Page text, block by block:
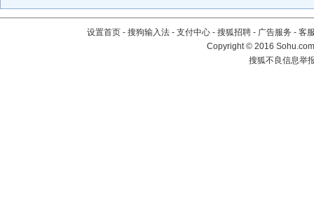
设置首页 - 搜狗输入法 - 支付中心 - 搜狐招聘 - 广告服务 - 客
Copyright©2016
搜狐不良信息举